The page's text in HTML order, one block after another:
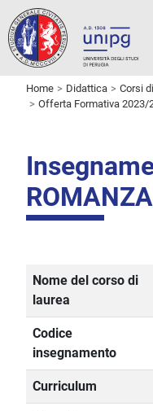
Home Didattica Corsi
Offerta Formativa 2023/
ROMANZA
Nome del corso di
laurea
Codice
insegnamento
Curriculum